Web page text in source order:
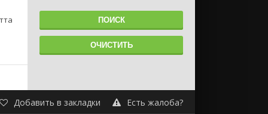
Добавить в закладки Есть жалоба?